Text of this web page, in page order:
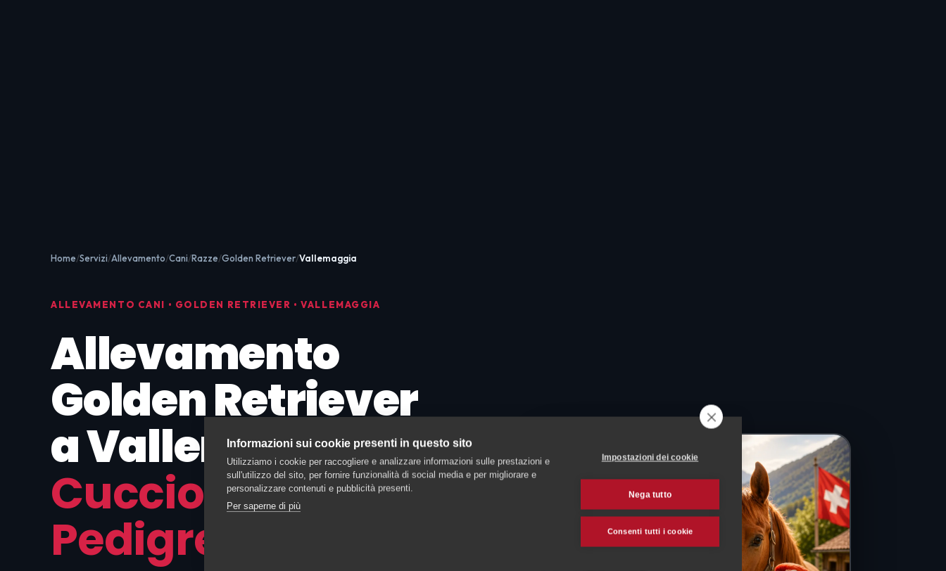
Home Servizi Allevamento Cani Razze Golden Retriever Vallemaggia
ALLEVAMENTO CANI • GOLDEN RETRIEVER • VALLEMAGGIA
Allevamento
Golden Retriever
a Vallemaggia:
Cuccioli con
Pedigree SCS/FCI
Informazioni sui cookie presenti in questo sito
Utilizziamo i cookie per raccogliere e analizzare informazioni sulle prestazioni e
sull'utilizzo del sito, per fornire funzionalità di social media e per migliorare e
personalizzare contenuti e pubblicità presenti.
Per saperne di più
Impostazioni dei cookie
Nega tutto
Consenti tutti i cookie